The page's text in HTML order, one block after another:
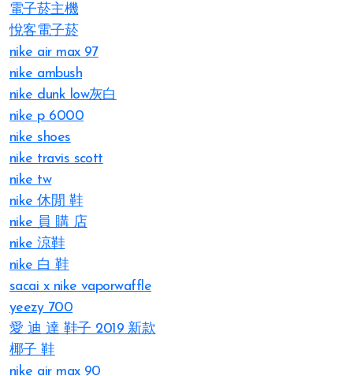
電子菸主機
悅客電子菸
nike air max 97
nike ambush
nike dunk low灰白
nike p 6000
nike shoes
nike travis scott
nike tw
nike 休閒 鞋
nike 員 購 店
nike 涼鞋
nike 白 鞋
sacai x nike vaporwaffle
yeezy 700
愛 迪 達 鞋子 2019 新款
椰子 鞋
nike air max 90